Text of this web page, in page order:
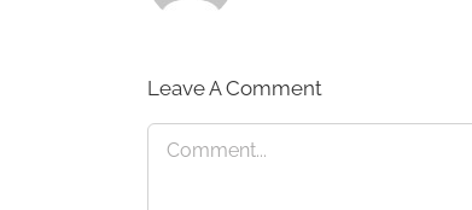
Leave A Comment